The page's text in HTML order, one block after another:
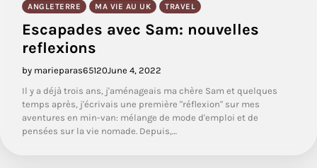
ANGLETERRE MA VIE AU UK TRAVEL
Escapades avec Sam: nouvelles
reflexions
by marieparas65120June 4, 2022
Il y a déjà trois ans, j'aménageais ma chère Sam et quelques
temps après, j'écrivais une première "réflexion" sur mes
aventures en min-van: mélange de mode d'emploi et de
pensées sur la vie nomade. Depuis,…